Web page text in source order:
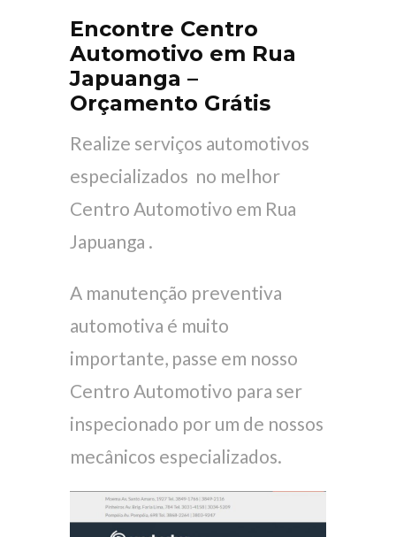
Encontre Centro
Automotivo em Rua
Japuanga –
Orçamento Grátis
Realize serviços automotivos
especializados no melhor
Centro Automotivo em Rua
Japuanga .
A manutenção preventiva
automotiva é muito
importante, passe em nosso
Centro Automotivo para ser
inspecionado por um de nossos
mecânicos especializados.